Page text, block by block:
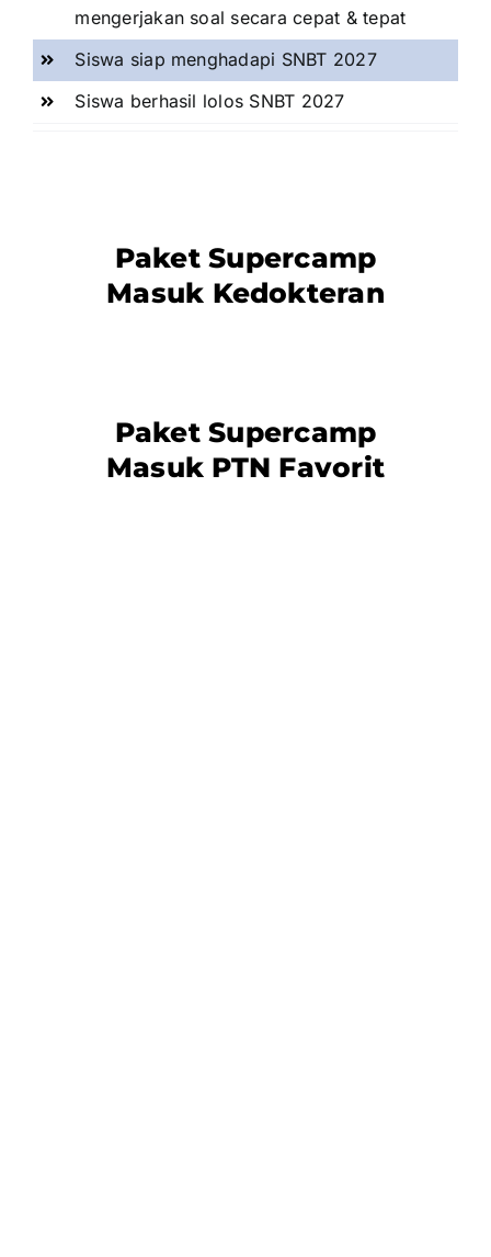
mengerjakan soal secara cepat & tepat
Siswa siap menghadapi SNBT 2027
Siswa berhasil lolos SNBT 2027
Paket Supercamp
Masuk Kedokteran
Paket Supercamp
Masuk PTN Favorit